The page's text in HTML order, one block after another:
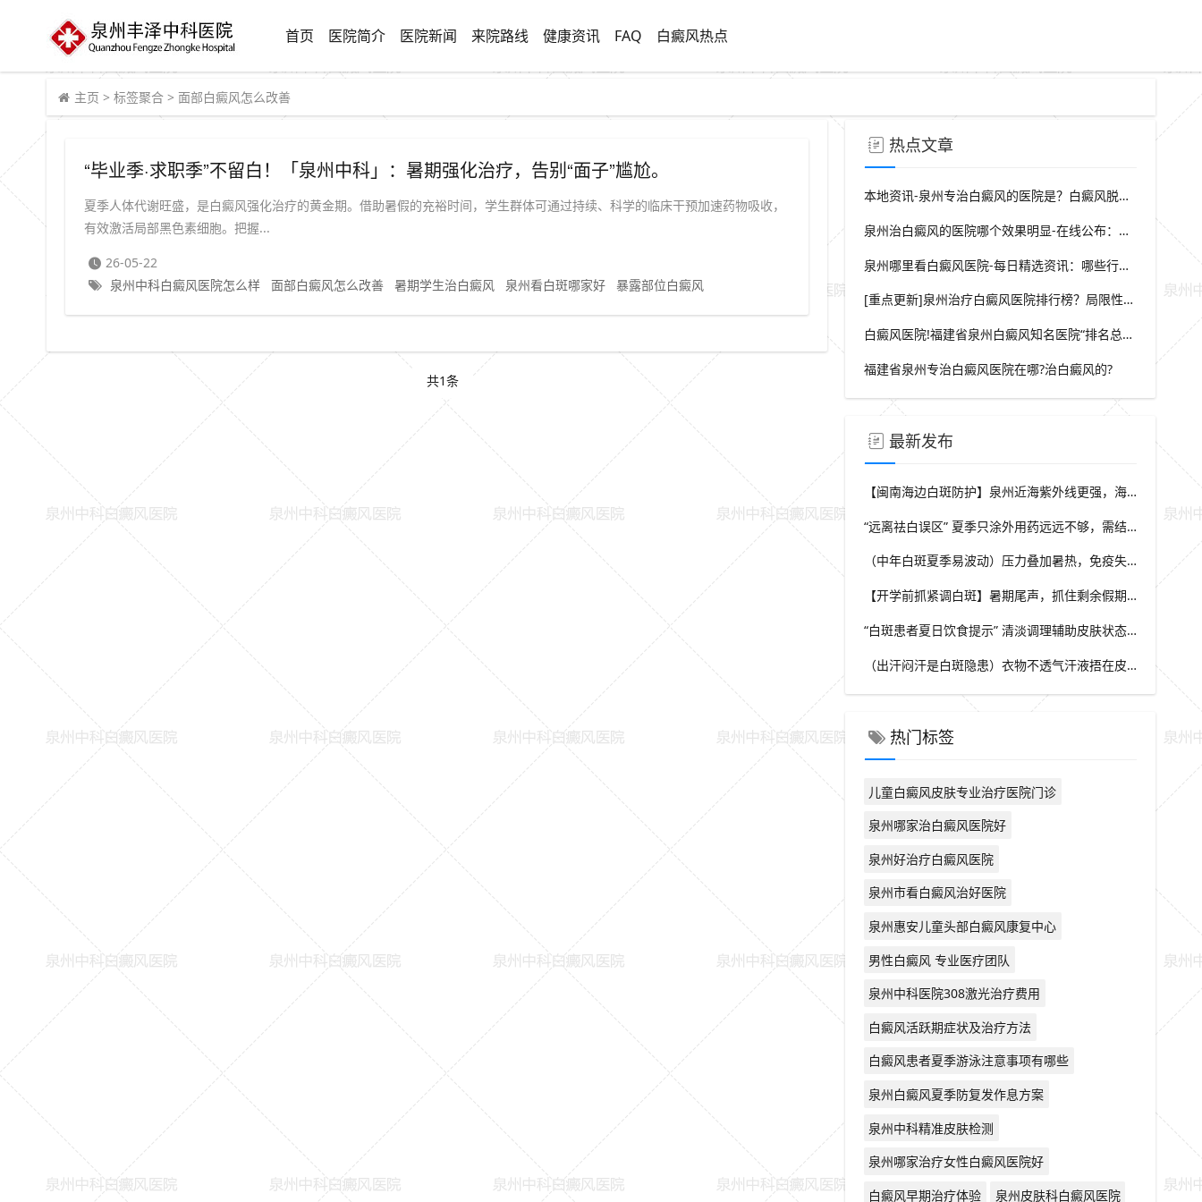
首页 医院简介 医院新闻 来院路线 健康资讯 FAQ 白癜风热点
主页 > 标签聚合 > 面部白癜风怎么改善
“毕业季·求职季”不留白！「泉州中科」：暑期强化治疗，告别“面子”尴尬。
夏季人体代谢旺盛，是白癜风强化治疗的黄金期。借助暑假的充裕时间，学生群体可通过持续、科学的临床干预加速药物吸收，
有效激活局部黑色素细胞。把握...
26-05-22
泉州中科白癜风医院怎么样
面部白癜风怎么改善 暑期学生治白癜风 泉州看白斑哪家好 暴露部位白癜风
共1条
热点文章
本地资讯-泉州专治白癜风的医院是？白癜风脱屑是什么症状？
泉州治白癜风的医院哪个效果明显-在线公布：生活中哪些因素会诱发出白癜风
泉州哪里看白癜风医院-每日精选资讯：哪些行为会导致白癜风白斑在长
[重点更新]泉州治疗白癜风医院排行榜？局限性白癜风早期症状？
白癜风医院!福建省泉州白癜风知名医院“排名总榜公开”福建省泉州治白癜风那家医院较好“强势推荐”?
福建省泉州专治白癜风医院在哪?治白癜风的?
最新发布
【闽南海边白斑防护】泉州近海紫外线更强，海边游玩白斑防护要升级，福建泉州中科白癜风医院给出海边出行实用方案
“远离祛白误区” 夏季只涂外用药远远不够，需结合自身情况综合干预，福建泉州中科白癜风医院坚持白癜风分型分诊理念
（中年白斑夏季易波动）压力叠加暑热，免疫失衡诱发白斑变化，福建泉州中科白癜风医院科普成人白癜风夏季管理思路
【开学前抓紧调白斑】暑期尾声，抓住剩余假期做白斑干预，福建泉州中科白癜风医院助力学生群体从容应对校园生活
“白斑患者夏日饮食提示” 清淡调理辅助皮肤状态，减少刺激类食物，福建泉州中科白癜风医院分享白癜风夏季饮食科普
（出汗闷汗是白斑隐患）衣物不透气汗液捂在皮肤，持续刺激患处，福建泉州中科白癜风医院解析夏季白癜风穿衣学问
热门标签
儿童白癜风皮肤专业治疗医院门诊
泉州哪家治白癜风医院好
泉州好治疗白癜风医院
泉州市看白癜风治好医院
泉州惠安儿童头部白癜风康复中心
男性白癜风 专业医疗团队
泉州中科医院308激光治疗费用
白癜风活跃期症状及治疗方法
白癜风患者夏季游泳注意事项有哪些
泉州白癜风夏季防复发作息方案
泉州中科精准皮肤检测
泉州哪家治疗女性白癜风医院好
白癜风早期治疗体验
泉州皮肤科白癜风医院